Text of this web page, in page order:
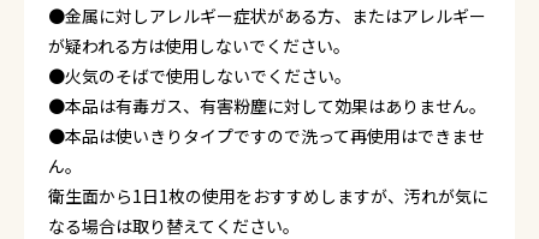
●金属に対しアレルギー症状がある方、またはアレルギー
が疑われる方は使用しないでください。
●火気のそばで使用しないでください。
●本品は有毒ガス、有害粉塵に対して効果はありません。
●本品は使いきりタイプですので洗って再使用はできませ
ん。
衛生面から1日1枚の使用をおすすめしますが、汚れが気に
なる場合は取り替えてください。